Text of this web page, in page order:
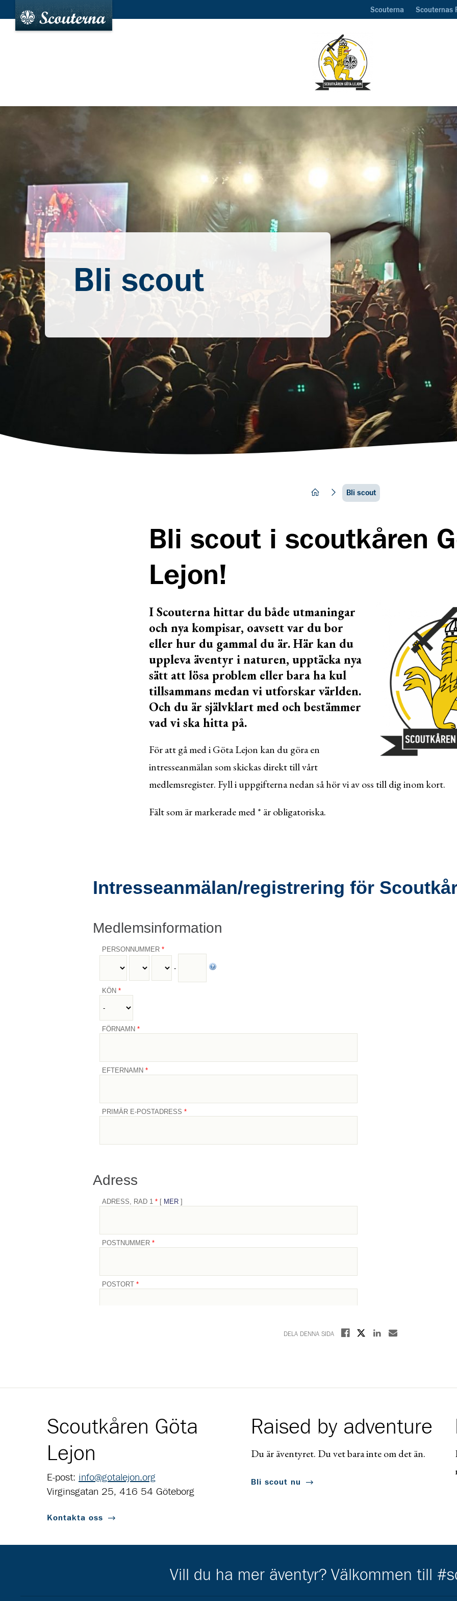
Scouterna Scouternas
Bli scout
hem Bli scout
Bli scout i scoutkåren
Lejon!
I Scouterna hittar du både utmaningar
och nya kompisar, oavsett var du bor
eller hur du gammal du är. Här kan du
uppleva äventyr i naturen, upptäcka nya
sätt att lösa problem eller bara ha kul
tillsammans medan vi utforskar världen.
Och du är självklart med och bestämmer
vad vi ska hitta på.
För att gå med i Göta Lejon kan du göra en
intresseanmälan som skickas direkt till vårt
medlemsregister. Fyll i uppgifterna nedan så hör vi av oss till dig inom kort.
Fält som är markerade med * är obligatoriska.
DELA DENNA SIDA Dela på Facebook
Dela på XDela på Linkedin
Dela med E-post
Scoutkåren Göta
Lejon
E-post: info@gotalejon.org
Virginsgatan 25, 416 54 Göteborg
Kontakta oss
Raised by adventure
Du är äventyret. Du vet bara inte om det än.
Bli scout nu
Kårens partners
Vill du ha mer äventyr? Välkommen till